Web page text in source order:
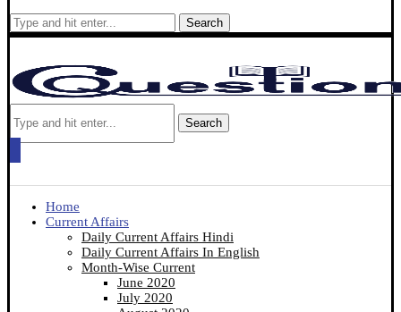
Search
Search
Home
Current Affairs
Daily Current Affairs Hindi
Daily Current Affairs In English
Month-Wise Current
June 2020
July 2020